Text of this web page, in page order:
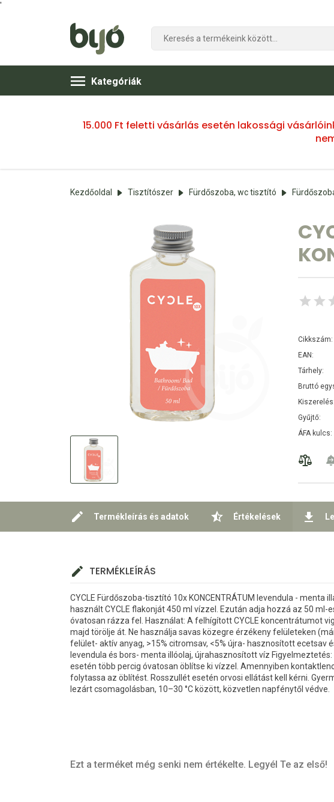
'
Kategóriák
15.000 Ft feletti vásárlás esetén lakossági
Kezdőoldal Tisztítószer Fürdőszoba, wc tisztító
Cikkszám:
EAN:
Tárhely:
Bruttó
Kiszerelés:
Gyűjtő:
ÁFA kulcs:
Termékleírás és adatok Értékelések
TERMÉKLEÍRÁS
CYCLE Fürdőszoba-tisztító 10x KONCENTRÁTUM levendula - menta
használt CYCLE flakonját 450 ml vízzel. Ezután adja hozzá az 50
óvatosan rázza fel. Használat: A felhígított CYCLE koncentrátumot
majd törölje át. Ne használja savas közegre érzékeny felületeken
felület- aktív anyag, >15% citromsav, <5% újra- hasznosított ecetsav
levendula és bors- menta illóolaj, újrahasznosított víz Figyelmeztetés:
esetén több percig óvatosan öblítse ki vízzel. Amennyiben
folytassa az öblítést. Rosszullét esetén orvosi ellátást kell kérni.
lezárt csomagolásban, 10–30 °C között, közvetlen napfénytől védve.
Ezt a terméket még senki nem értékelte. Legyél Te az első!